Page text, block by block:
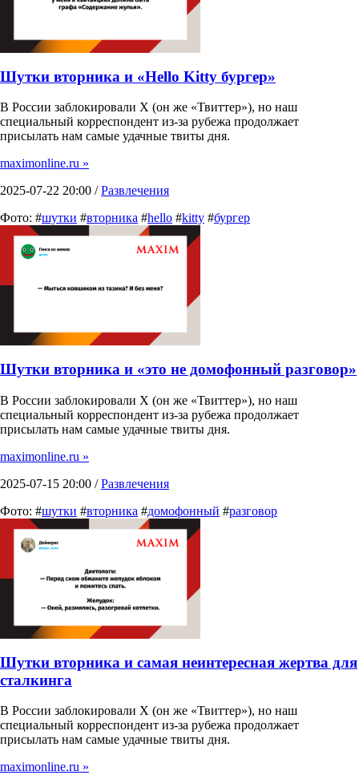
Шутки вторника и «Hello Kitty бургер»
В России заблокировали X (он же «Твиттер»), но наш
специальный корреспондент из-за рубежа продолжает
присылать нам самые удачные твиты дня.
maximonline.ru »
2025-07-22 20:00 /Развлечения
Фото: #шутки #вторника #hello #kitty #бургер
Шутки вторника и «это не домофонный разговор»
В России заблокировали X (он же «Твиттер»), но наш
специальный корреспондент из-за рубежа продолжает
присылать нам самые удачные твиты дня.
maximonline.ru »
2025-07-15 20:00 /Развлечения
Фото: #шутки #вторника #домофонный #разговор
Шутки вторника и самая неинтересная жертва для
сталкинга
В России заблокировали X (он же «Твиттер»), но наш
специальный корреспондент из-за рубежа продолжает
присылать нам самые удачные твиты дня.
maximonline.ru »